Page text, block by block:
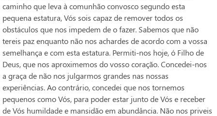
caminho que leva à comunhão convosco segundo esta
pequena estatura, Vós sois capaz de remover todos os
obstáculos que nos impedem de o fazer. Sabemos que não
tereis paz enquanto não nos achardes de acordo com a vossa
semelhança e com esta estatura. Permiti-nos hoje, ó Filho de
Deus, que nos aproximemos do vosso coração. Concedei-nos
a graça de não nos julgarmos grandes nas nossas
experiências. Ao contrário, concedei que nos tornemos
pequenos como Vós, para poder estar junto de Vós e receber
de Vós humildade e mansidão em abundância. Não nos priveis